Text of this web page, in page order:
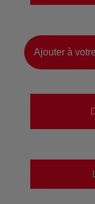
Ajouter à